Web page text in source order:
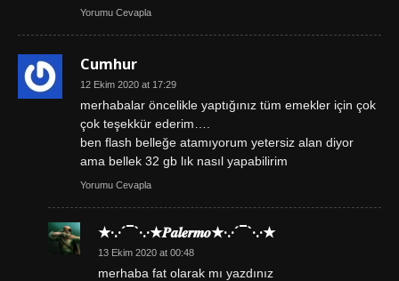
Yorumu Cevapla
Cumhur
12 Ekim 2020 at 17:29
merhabalar öncelikle yaptığınız tüm emekler için çok
çok teşekkür ederim….
ben flash belleğe atamıyorum yetersiz alan diyor
ama bellek 32 gb lık nasıl yapabilirim
Yorumu Cevapla
★·.·´¯`·.·★𝑷𝒂𝒍𝒆𝒓𝒎𝒐★·.·´¯`·.·★
13 Ekim 2020 at 00:48
merhaba fat olarak mı yazdınız